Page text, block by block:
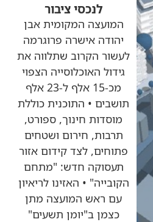
לנכסי ציבור
המועצה המקומית אבן
יהודה אישרה פרוגרמה
לעשור הקרוב שתלווה את
גידול האוכלוסייה הצפוי
מכ-15 אלף ל-23 אלף
תושבים • התוכנית כוללת
מוסדות חינוך, ספורט,
תרבות, חירום ושטחים
פתוחים, לצד קידום אזור
תעסוקה חדש: "מתחם
הקובייה" • האזינו לריאיון
עם ראש המועצה מתן
כצמן ב"יומן תשעים"